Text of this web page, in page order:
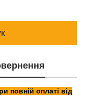
повній оплаті від